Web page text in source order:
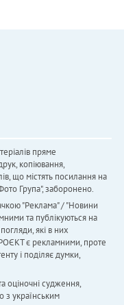
пряме
копіювання,
що містять посилання на
Група", заборонено.
"Реклама" / "Новини
та публікуються на
які в них
є рекламними, проте
і поділяє думки,
оціночні судження,
з українським